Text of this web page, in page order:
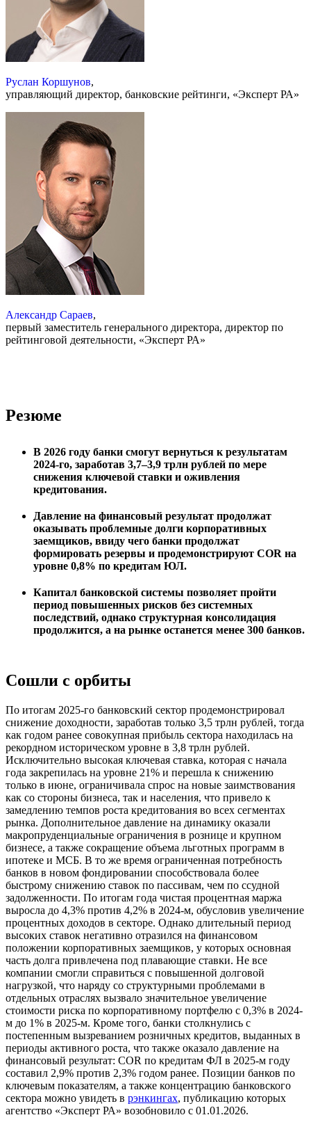
Руслан Коршунов,
управляющий директор, банковские рейтинги, «Эксперт РА»
Александр Сараев,
первый заместитель генерального директора, директор по
рейтинговой деятельности, «Эксперт РА»
Резюме
В 2026 году банки смогут вернуться к результатам
2024-го, заработав 3,7–3,9 трлн рублей по мере
снижения ключевой ставки и оживления
кредитования.
Давление на финансовый результат продолжат
оказывать проблемные долги корпоративных
заемщиков, ввиду чего банки продолжат
формировать резервы и продемонстрируют COR на
уровне 0,8% по кредитам ЮЛ.
Капитал банковской системы позволяет пройти
период повышенных рисков без системных
последствий, однако структурная консолидация
продолжится, а на рынке останется менее 300 банков.
Сошли с орбиты
По итогам 2025-го банковский сектор продемонстрировал
снижение доходности, заработав только 3,5 трлн рублей, тогда
как годом ранее совокупная прибыль сектора находилась на
рекордном историческом уровне в 3,8 трлн рублей.
Исключительно высокая ключевая ставка, которая с начала
года закрепилась на уровне 21% и перешла к снижению
только в июне, ограничивала спрос на новые заимствования
как со стороны бизнеса, так и населения, что привело к
замедлению темпов роста кредитования во всех сегментах
рынка. Дополнительное давление на динамику оказали
макропруденциальные ограничения в рознице и крупном
бизнесе, а также сокращение объема льготных программ в
ипотеке и МСБ. В то же время ограниченная потребность
банков в новом фондировании способствовала более
быстрому снижению ставок по пассивам, чем по ссудной
задолженности. По итогам года чистая процентная маржа
выросла до 4,3% против 4,2% в 2024-м, обусловив увеличение
процентных доходов в секторе. Однако длительный период
высоких ставок негативно отразился на финансовом
положении корпоративных заемщиков, у которых основная
часть долга привлечена под плавающие ставки. Не все
компании смогли справиться с повышенной долговой
нагрузкой, что наряду со структурными проблемами в
отдельных отраслях вызвало значительное увеличение
стоимости риска по корпоративному портфелю с 0,3% в 2024-
м до 1% в 2025-м. Кроме того, банки столкнулись с
постепенным вызреванием розничных кредитов, выданных в
периоды активного роста, что также оказало давление на
финансовый результат: COR по кредитам ФЛ в 2025-м году
составил 2,9% против 2,3% годом ранее. Позиции банков по
ключевым показателям, а также концентрацию банковского
сектора можно увидеть в рэнкингах, публикацию которых
агентство «Эксперт РА» возобновило с 01.01.2026.